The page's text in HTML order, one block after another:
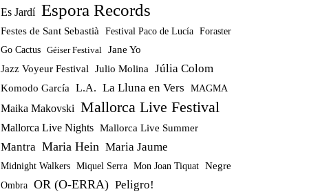
Es Jardí Espora Records
Festes de Sant Sebastià Festival Paco de Lucía Foraster
Go Cactus Géiser Festival Jane Yo
Jazz Voyeur Festival Julio Molina Júlia Colom
Komodo García L.A. La Lluna en Vers MAGMA
Maika Makovski Mallorca Live Festival
Mallorca Live Nights Mallorca Live Summer
Mantra Maria Hein Maria Jaume
Midnight Walkers Miquel Serra Mon Joan Tiquat Negre
Ombra OR (O-ERRA) Peligro!